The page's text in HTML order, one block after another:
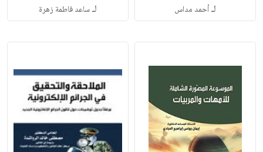
لـأحمد مداس لـساعد فاطمة زهرة